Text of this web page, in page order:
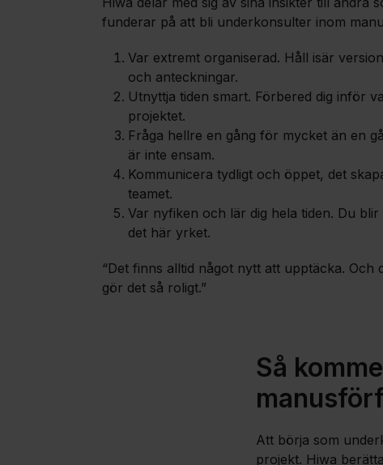
funderar på att bli underkonsulter inom
Var extremt organiserad. Håll isär
och anteckningar.
Utnyttja tiden smart. Förbered dig inför
projektet.
Fråga hellre en gång för mycket än en
är inte ensam.
Kommunicera tydligt och öppet, det
teamet.
Var nyfiken och lär dig hela tiden. Du blir
det här yrket.
“Det finns alltid något nytt att upptäcka. Och
gör det så roligt.”
Så
Att börja som
projekt. Hiwa